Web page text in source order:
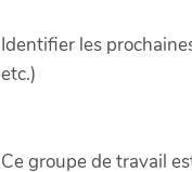
Identifier les
etc.)
Ce groupe de travail